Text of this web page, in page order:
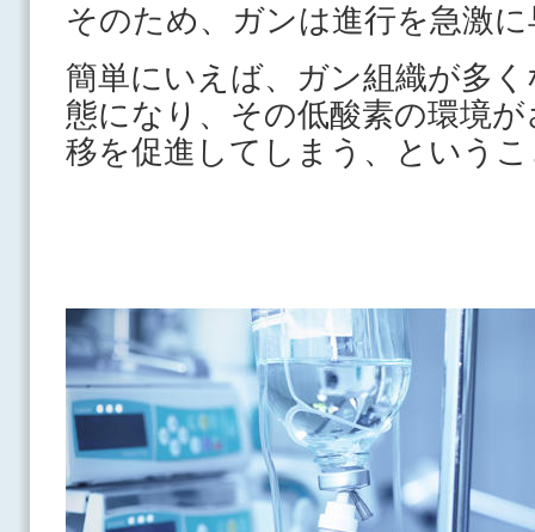
そのため、ガンは進行を急激
簡単にいえば、ガン組織が多
態になり、その低酸素の環境
移を促進してしまう、という